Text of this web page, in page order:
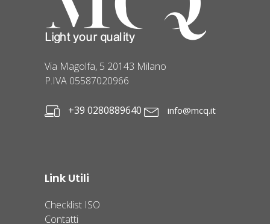
Via Magolfa, 5 20143 Milano
P.IVA 05587020966
+39 0280889640 info@mcq.it
Link Utili
Checklist ISO
Contatti